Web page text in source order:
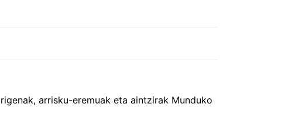
arrisku-eremuak eta aintzirak Munduko